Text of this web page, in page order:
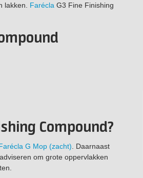
lakken. Farécla G3 Fine Finishing
Compound?
G Mop (zacht) . Daarnaast
om grote oppervlakken